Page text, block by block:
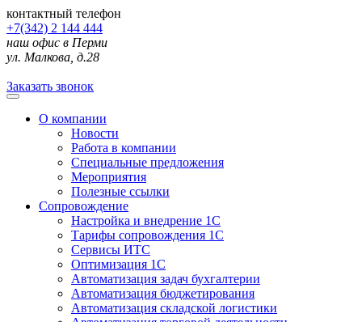
контактный телефон
+7(342) 2 144 444
наш офис в Перми
ул. Малкова, д.28
Заказать звонок
О компании
Новости
Работа в компании
Специальные предложения
Мероприятия
Полезные ссылки
Сопровождение
Настройка и внедрение 1С
Тарифы сопровождения 1С
Сервисы ИТС
Оптимизация 1С
Автоматизация задач бухгалтерии
Автоматизация бюджетирования
Автоматизация складской логистики